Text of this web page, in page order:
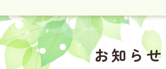
お知らせ